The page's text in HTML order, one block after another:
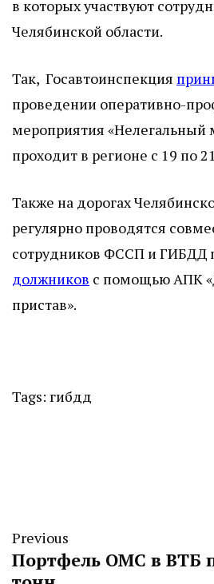
в которых участвуют
Челябинской области.
Так, Госавтоинспекция
проведении оперативно-
мероприятия «Нелегальный
проходит в регионе с 19 по
Также на дорогах
регулярно проводятся
сотрудников ФССП и ГИБДД
должников с помощью АПК
пристав».
Tags: гибдд
Previous
Портфель ОМС в ВТБ